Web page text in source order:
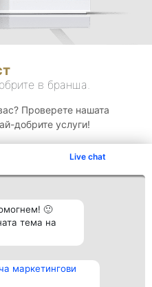
Live chat
🙂
тема на
маркетингови
в бранша.
Проверете нашата
добрите услуги!
Контакти